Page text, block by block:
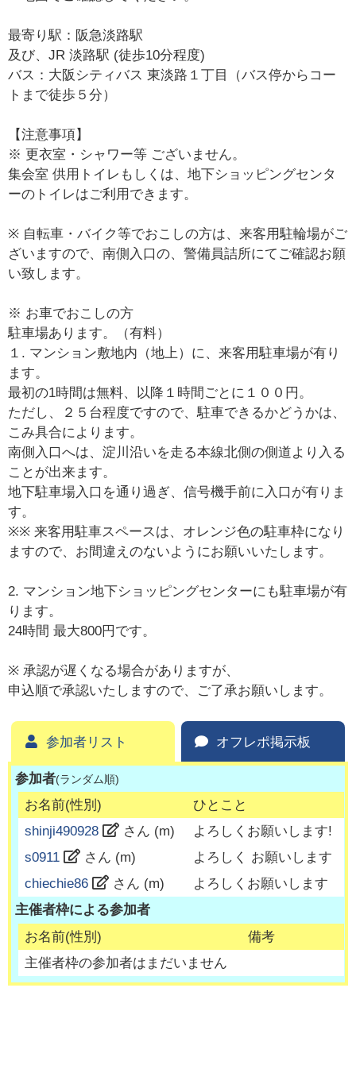
最寄り駅：阪急淡路駅
及び、JR 淡路駅 (徒歩10分程度)
バス：大阪シティバス 東淡路１丁目（バス停からコー
トまで徒歩５分）
【注意事項】
※ 更衣室・シャワー等 ございません。
集会室 供用トイレもしくは、地下ショッピングセンタ
ーのトイレはご利用できます。
※ 自転車・バイク等でおこしの方は、来客用駐輪場がご
ざいますので、南側入口の、警備員詰所にてご確認お願
い致します。
※ お車でおこしの方
駐車場あります。（有料）
１. マンション敷地内（地上）に、来客用駐車場が有り
ます。
最初の1時間は無料、以降１時間ごとに１００円。
ただし、２５台程度ですので、駐車できるかどうかは、
こみ具合によります。
南側入口へは、淀川沿いを走る本線北側の側道より入る
ことが出来ます。
地下駐車場入口を通り過ぎ、信号機手前に入口が有りま
す。
※※ 来客用駐車スペースは、オレンジ色の駐車枠になり
ますので、お間違えのないようにお願いいたします。
2. マンション地下ショッピングセンターにも駐車場が有
ります。
24時間 最大800円です。
※ 承認が遅くなる場合がありますが、
申込順で承認いたしますので、ご了承お願いします。
参加者リスト オフレポ掲示板
参加者(ランダム順)
お名前(性別)
ひとこと
shinji490928
さん (m)
よろしくお願いします!
s0911
さん (m)
よろしく お願いします
chiechie86
さん (m)
よろしくお願いします
主催者枠による参加者
お名前(性別)
備考
主催者枠の参加者はまだいません